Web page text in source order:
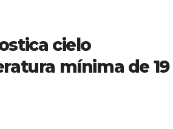
cielo
mínima de 19